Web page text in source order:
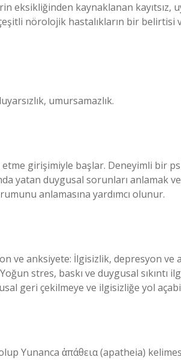
eksikliğinden kaynaklanan kayıtsız,
nörolojik hastalıkların bir belirtisi
umursamazlık.
girişimiyle başlar. Deneyimli bir
yatan duygusal sorunları anlamak
anlamasına yardımcı olunur.
ve anksiyete: İlgisizlik, depresyon ve
stres, baskı ve duygusal sıkıntı
geri çekilmeye ve ilgisizliğe yol
Yunanca ἀπάθεια (apatheia)